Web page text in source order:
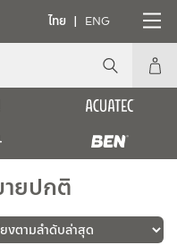
ไทย ENG
ายปกติ